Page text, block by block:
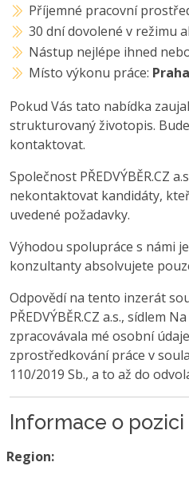
Příjemné pracovní
30 dní dovolené v režimu
Nástup nejlépe ihned
Místo výkonu práce:
Pokud Vás tato nabídka
strukturovaný životopis.
kontaktovat.
Společnost PŘEDVÝBĚR.CZ
nekontaktovat kandidáty,
uvedené požadavky.
Výhodou spolupráce s námi
konzultanty absolvujete
Odpovědí na tento inzerát
PŘEDVÝBĚR.CZ a.s., sídlem
zpracovávala mé osobní
zprostředkování práce v
110/2019 Sb., a to až do
Informace o pozici
Region: